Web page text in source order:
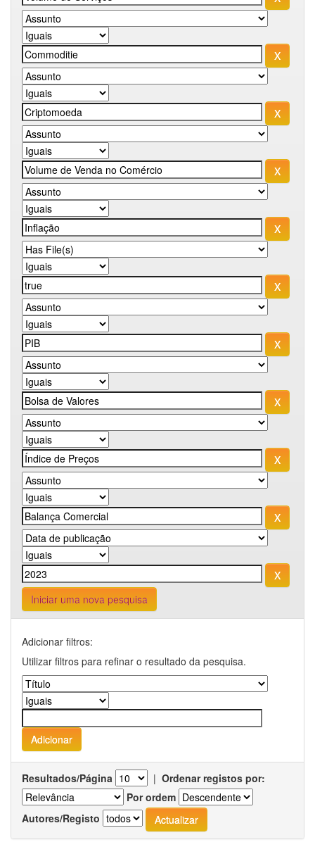
Iniciar uma nova pesquisa
Adicionar filtros:
Utilizar filtros para refinar o resultado da pesquisa.
Resultados/Página | Ordenar registos por:
Por ordem
Autores/Registo